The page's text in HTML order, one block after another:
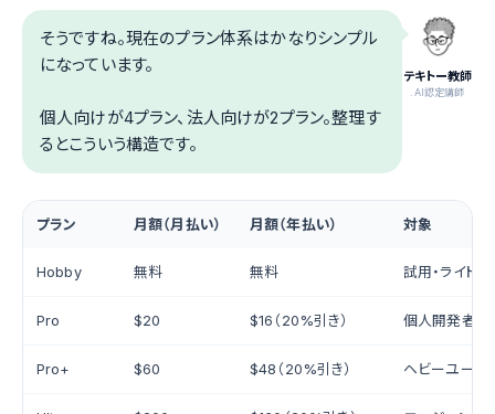
テキトー教師
.AI認定講師
そうですね。現在のプラン体系はかなりシンプル
になっています。
個人向けが4プラン、法人向けが2プラン。整理す
るとこういう構造です。
プラン 月額（月払い） 月額（年払い） 対象
Hobby 無料 無料 試用・ライト
Pro $20 $16（20%引き） 個人開発者・
Pro+ $60 $48（20%引き） ヘビーユーザ